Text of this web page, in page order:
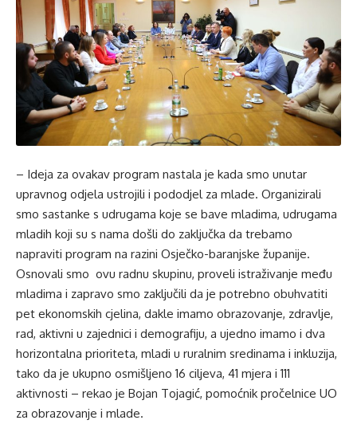
– Ideja za ovakav program nastala je kada smo unutar
upravnog odjela ustrojili i pododjel za mlade. Organizirali
smo sastanke s udrugama koje se bave mladima, udrugama
mladih koji su s nama došli do zaključka da trebamo
napraviti program na razini Osječko-baranjske županije.
Osnovali smo ovu radnu skupinu, proveli istraživanje među
mladima i zapravo smo zaključili da je potrebno obuhvatiti
pet ekonomskih cjelina, dakle imamo obrazovanje, zdravlje,
rad, aktivni u zajednici i demografiju, a ujedno imamo i dva
horizontalna prioriteta, mladi u ruralnim sredinama i inkluzija,
tako da je ukupno osmišljeno 16 ciljeva, 41 mjera i 111
aktivnosti – rekao je Bojan Tojagić, pomoćnik pročelnice UO
za obrazovanje i mlade.